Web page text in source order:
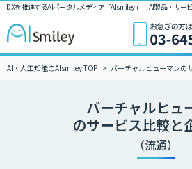
DXを推進するAIポータルメディア「AIsmiley」｜ AI製品・サー
AI・人工知能のAIsmiley TOP バーチャルヒューマンの
バーチャルヒュ
のサービス比較と
（流通）